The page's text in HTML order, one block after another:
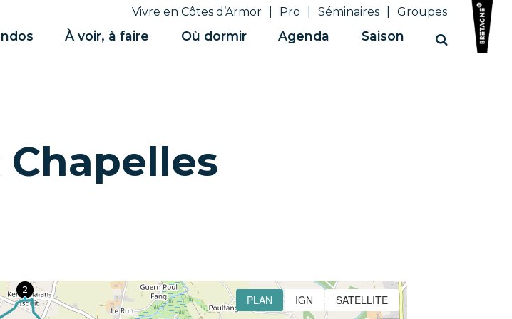
Vivre en Côtes d’Armor Pro Séminaires Groupes
À voir, à faire Où dormir Agenda Saison
2
PLAN IGN SATELLITE